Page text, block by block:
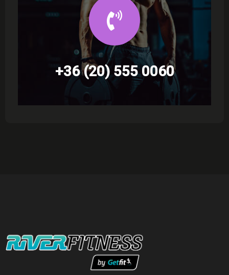
+36 (20) 555 0060